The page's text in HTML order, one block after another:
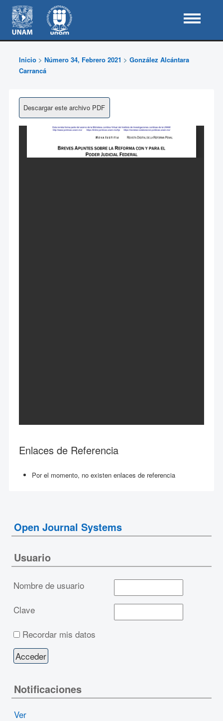
Inicio> Número 34, Febrero 2021 > González Alcántara
Carrancá
Descargar este archivo PDF
Enlaces de Referencia
Por el momento, no existen enlaces de referencia
Open Journal Systems
Usuario
Nombre de usuario
Clave
Recordar mis datos
Notificaciones
Ver